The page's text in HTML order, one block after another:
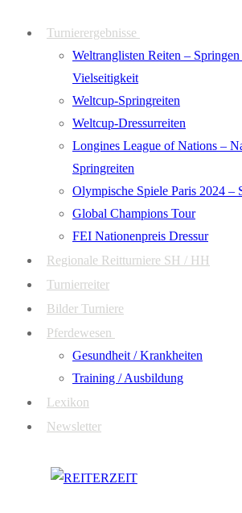
Turnierergebnisse
Weltranglisten Reiten –
Vielseitigkeit
Weltcup-Springreiten
Weltcup-Dressurreiten
Longines League of Nations –
Springreiten
Olympische Spiele Paris 2024 –
Global Champions Tour
FEI Nationenpreis Dressur
Regionale Reitturniere SH / HH
Turnierreiter
Bilder Turniere
Pferdewesen
Gesundheit / Krankheiten
Training / Ausbildung
Lexikon
Newsletter